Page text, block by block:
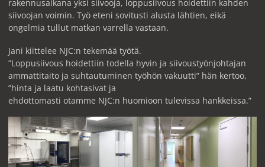
rakennusaikana yksi siivooja, loppusiivous hoidettiin kahden
siivoojan voimin. Työ eteni sovitusti alusta lähtien, eikä
ongelmia tullut matkan varrella vastaan.
Jani kiittelee NJC:n tekemää työtä.
”Loppusiivous hoidettiin todella hyvin ja siivoustyönjohtajan
ammattitaito ja suhtautuminen työhön vakuutti” hän kertoo,
”hinta ja laatu kohtasivat ja
ehdottomasti otamme NJC:n huomioon tulevissa hankkeissa.”